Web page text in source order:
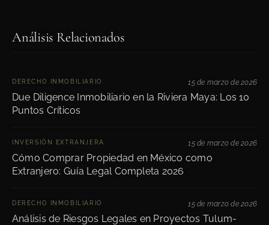
Análisis Relacionados
DERECHO INMOBILIARIO
Due Diligence Inmobiliario en la Riviera Maya: Los 10
Puntos Críticos
15 de marzo de 2026
INVERSIÓN EXTRANJERA
Cómo Comprar Propiedad en México como
Extranjero: Guía Legal Completa 2026
15 de marzo de 2026
DERECHO INMOBILIARIO
Análisis de Riesgos Legales en Proyectos Tulum-
15 de marzo de 2026